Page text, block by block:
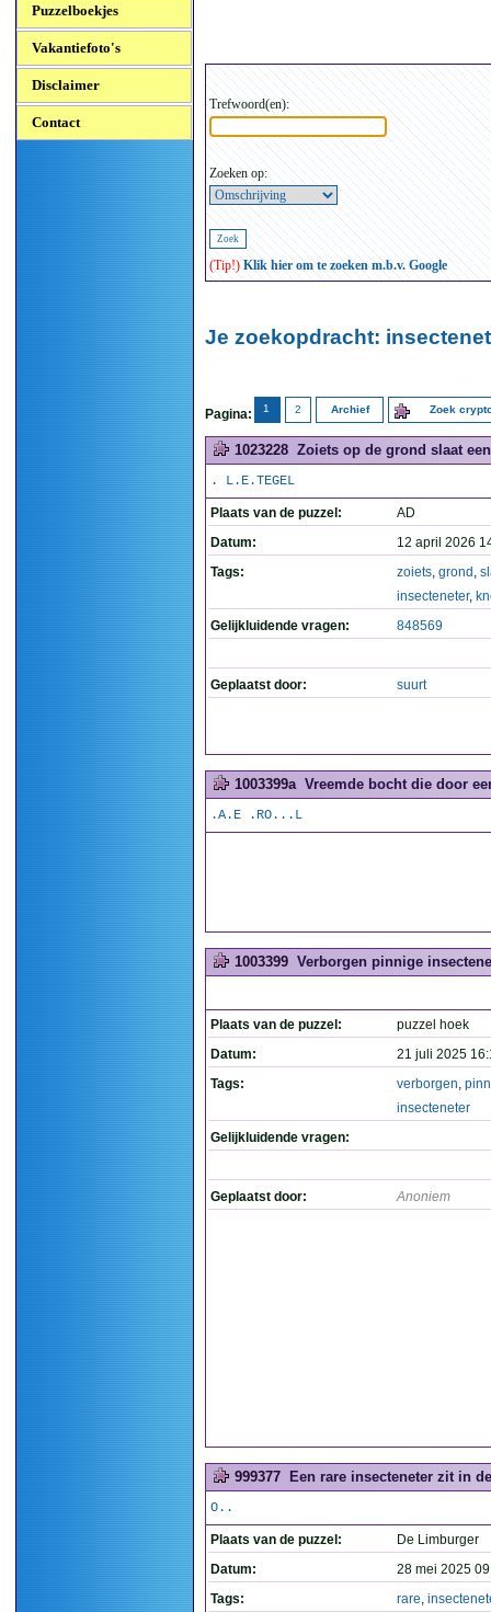
Puzzelboekjes
Vakantiefoto's
Disclaimer
Contact
Trefwoord(en):
Zoeken op:
(Tip!) Klik hier om te zoeken m.b.v. Google
Je zoekopdracht:
Pagina: 1 2 Archief Zoek
1023228 Zoiets op de grond slaat
. L.E.TEGEL
Plaats van de puzzel:
AD
Datum:
12 april 2026
Tags:
zoiets, grond ,
insecteneter,
Gelijkluidende vragen:
848569
Geplaatst door: suurt
1003399a Vreemde bocht die door
.A.E .RO...L
1003399 Verborgen pinnige
Plaats van de puzzel:
puzzel hoek
Datum:
21 juli 2025
Tags:
verborgen,
insecteneter
Gelijkluidende vragen:
Geplaatst door: Anoniem
999377 Een rare insecteneter zit in
O..
Plaats van de puzzel:
De Limburger
Datum:
28 mei 2025
Tags:
rare,